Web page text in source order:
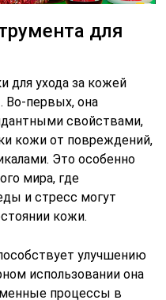
для
для ухода за кожей
Во-первых, она
свойствами,
кожи от повреждений,
Это особенно
мира, где
и стресс могут
кожи.
улучшению
использовании она
процессы в